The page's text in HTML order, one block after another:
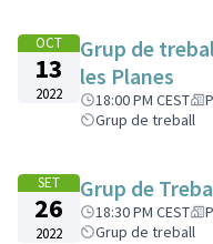
OCT
13
2022
Grup de
les Planes
18:00 PM CEST
Grup de treball
SET
26
2022
Grup de
18:30 PM CEST
Grup de treball